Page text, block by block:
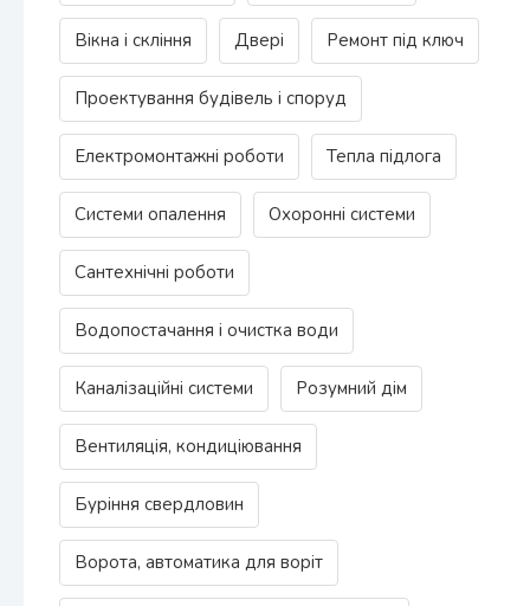
Вікна і скління Двері Ремонт під ключ
Проектування будівель і споруд
Електромонтажні роботи Тепла підлога
Системи опалення Охоронні системи
Сантехнічні роботи
Водопостачання і очистка води
Каналізаційні системи Розумний дім
Вентиляція, кондиціювання
Буріння свердловин
Ворота, автоматика для воріт